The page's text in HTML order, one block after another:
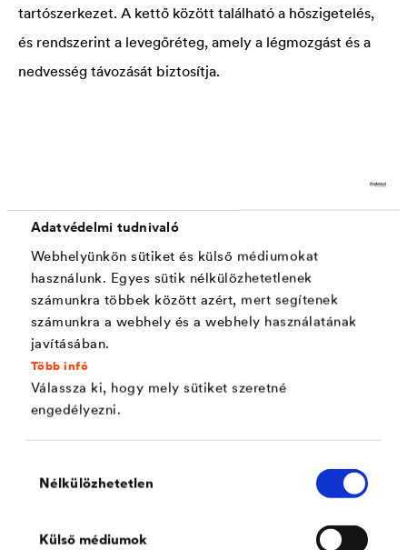
Adatvédelmi tudnivaló
Webhelyünkön sütiket és külső médiumokat
használunk. Egyes sütik nélkülözhetetlenek
számunkra többek között azért, mert segítenek
számunkra a webhely és a webhely használatának
javításában.
Több infó
Válassza ki, hogy mely sütiket szeretné
engedélyezni.
kiválasztása
Nélkülözhetetlen
Külső médiumok
tartószerkezet. A kettő között található a hőszigetelés,
és rendszerint a levegőréteg, amely a légmozgást és a
nedvesség távozását biztosítja.
A pincefalak falazásánál az alap és az első téglasor közé
vízszintes szigetelőcsík helyezése szükséges. Erre a
célra mechanikailag terhelhető, hosszú élettartamú
műanyag vagy bitumen szigetelőlemezek alkalmasak. A
beépítés során a fogadó felületet szükség szerint olyan
vastag szűrt malterral kell kiegyenlíteni, hogy a felület
sima és egyenes legyen.
DELTA®-PROTEKTrobusztusságuknak és